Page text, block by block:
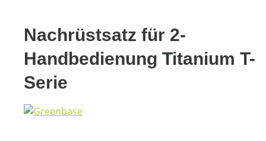
Nachrüstsatz für 2-
Handbedienung Titanium T-
Serie